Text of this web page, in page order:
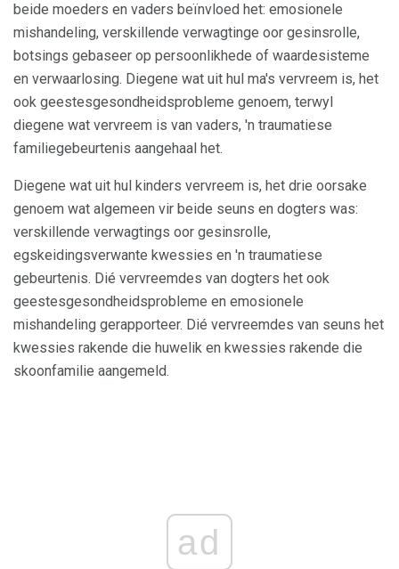
beide moeders en vaders beïnvloed het: emosionele
mishandeling, verskillende verwagtinge oor gesinsrolle,
botsings gebaseer op persoonlikhede of waardesisteme
en verwaarlosing. Diegene wat uit hul ma's vervreem is, het
ook geestesgesondheidsprobleme genoem, terwyl
diegene wat vervreem is van vaders, 'n traumatiese
familiegebeurtenis aangehaal het.
Diegene wat uit hul kinders vervreem is, het drie oorsake
genoem wat algemeen vir beide seuns en dogters was:
verskillende verwagtings oor gesinsrolle,
egskeidingsverwante kwessies en 'n traumatiese
gebeurtenis. Dié vervreemdes van dogters het ook
geestesgesondheidsprobleme en emosionele
mishandeling gerapporteer. Dié vervreemdes van seuns het
kwessies rakende die huwelik en kwessies rakende die
skoonfamilie aangemeld.
ad